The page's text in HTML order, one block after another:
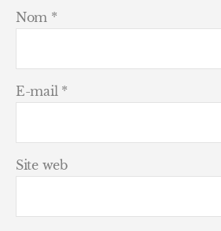
Nom *
E-mail *
Site web